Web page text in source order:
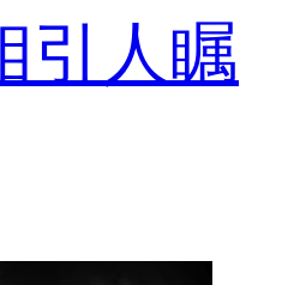
引人瞩